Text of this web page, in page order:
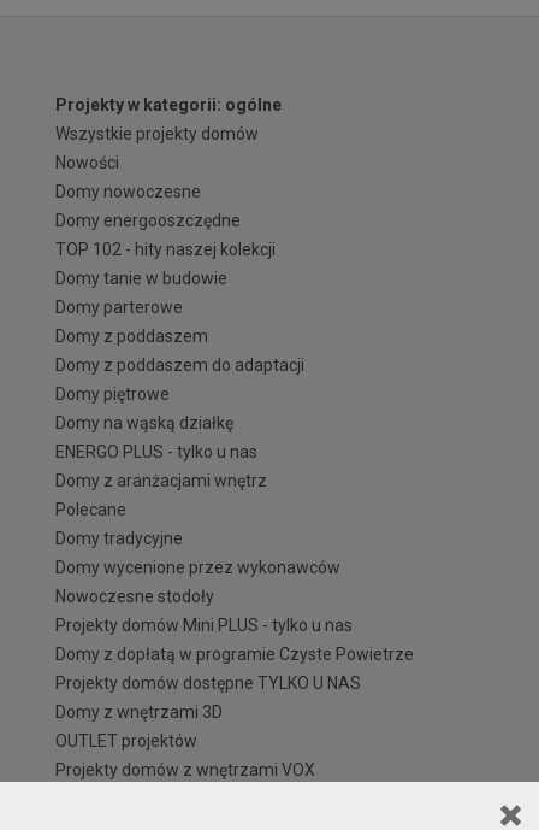
Projekty w kategorii: ogólne
Wszystkie projekty domów
Nowości
Domy nowoczesne
Domy energooszczędne
TOP 102 - hity naszej kolekcji
Domy tanie w budowie
Domy parterowe
Domy z poddaszem
Domy z poddaszem do adaptacji
Domy piętrowe
Domy na wąską działkę
ENERGO PLUS - tylko u nas
Domy z aranżacjami wnętrz
Polecane
Domy tradycyjne
Domy wycenione przez wykonawców
Nowoczesne stodoły
Projekty domów Mini PLUS - tylko u nas
Domy z dopłatą w programie Czyste Powietrze
Projekty domów dostępne TYLKO U NAS
Domy z wnętrzami 3D
OUTLET projektów
Projekty domów z wnętrzami VOX